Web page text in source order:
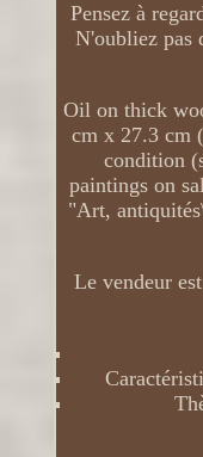
Pensez à
N'oubliez pas
Oil on thick
cm x 27.3 cm
condition
paintings on
"Art,
Le vendeur